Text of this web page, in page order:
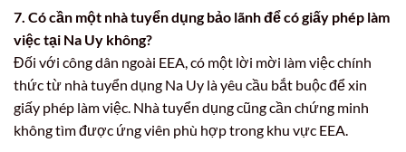
7. Có cần một nhà tuyển dụng bảo lãnh để có giấy phép làm
việc tại Na Uy không?
Đối với công dân ngoài EEA, có một lời mời làm việc chính
thức từ nhà tuyển dụng Na Uy là yêu cầu bắt buộc để xin
giấy phép làm việc. Nhà tuyển dụng cũng cần chứng minh
không tìm được ứng viên phù hợp trong khu vực EEA.